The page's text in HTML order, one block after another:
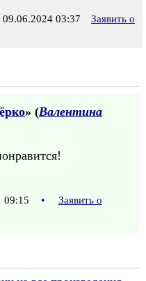
09.06.2024 03:37
Заявить о
» (Валентина
09:15 •
Заявить о